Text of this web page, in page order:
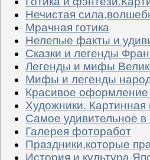
Нечистая
Мрачная готика
Нелепые факты и
Сказки и легенды
Легенды и мифы
Мифы и легенды
Красивое оформление
Художники. Картинная
Самое удивительное в
Галерея фоторабот
Праздники,которые